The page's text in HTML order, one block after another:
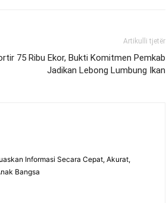
Artikulli tjetër
75 Ribu Ekor, Bukti Komitmen Pemkab
Jadikan Lebong Lumbung Ikan
Informasi Secara Cepat, Akurat,
Bangsa